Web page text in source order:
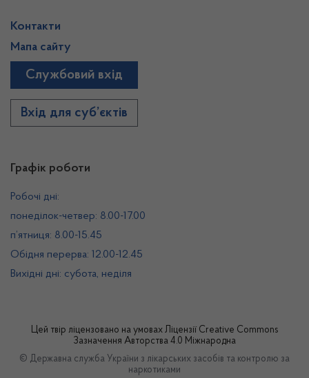
Графік роботи
Робочі дні:
понеділок-четвер: 8.00-17.00
п’ятниця: 8.00-15.45
Обідня перерва: 12.00-12.45
Вихідні дні: субота, неділя
Контакти
Мапа сайту
Службовий вхід
Вхід для суб’єктів
Цей твір ліцензовано на умовах Ліцензії Creative Commons
Зазначення Авторства 4.0 Міжнародна
© Державна служба України з лікарських засобів та контролю за
наркотиками